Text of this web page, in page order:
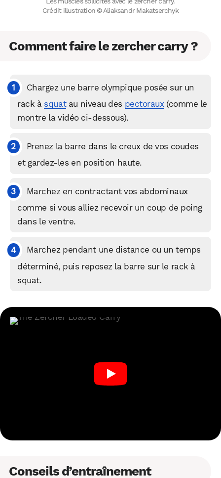
Crédit illustration © Aliaksandr Makatserchyk
Comment faire le zercher carry ?
Chargez une barre olympique posée sur un
rack à squatau niveau des pectoraux(comme le
montre la vidéo ci-dessous).
Prenez la barre dans le creux de vos coudes
et gardez-les en position haute.
Marchez en contractant vos abdominaux
comme si vous alliez recevoir un coup de poing
dans le ventre.
Marchez pendant une distance ou un temps
déterminé, puis reposez la barre sur le rack à
squat.
Conseils d’entraînement